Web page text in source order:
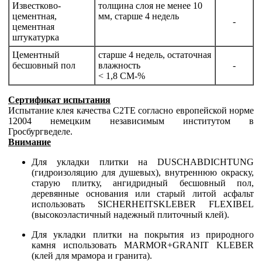
Известково-
цементная,
цементная
штукатурка
толщина слоя не менее 10
мм, старше 4 недель
-
Цементный
бесшовный пол
старше 4 недель, остаточная
влажность
< 1,8 CM-%
-
Сертификат испытания
Испытание клея качества C2TE согласно европейской норме
12004 немецким независимым институтом в
Гросбургведеле.
Внимание
Для укладки плитки на DUSCHABDICHTUNG
(гидроизоляцию для душевых), внутреннюю окраску,
старую плитку, ангидридный бесшовный пол,
деревянные основания или старый литой асфальт
использовать SICHERHEITSKLEBER FLEXIBEL
(высокоэластичный надежный плиточный клей).
Для укладки плитки на покрытия из природного
камня использовать MARMOR+GRANIT KLEBER
(клей для мрамора и гранита).